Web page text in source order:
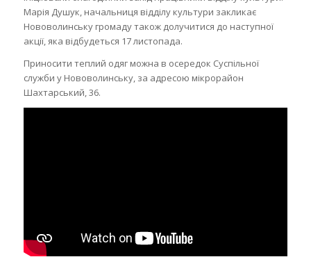
Марія Душук, начальниця відділу культури закликає
Нововолинську громаду також долучитися до наступної
акції, яка відбудеться 17 листопада.
Приносити теплий одяг можна в осередок Суспільної
служби у Нововолинську, за адресою мікрорайон
Шахтарський, 36.